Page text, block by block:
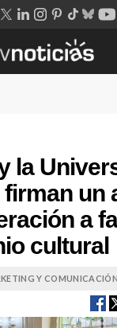
la
firman un
a
cultural
Y COMUNICACIÓN